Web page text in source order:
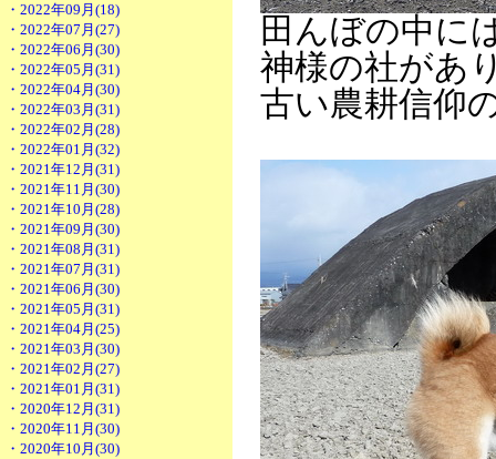
・2022年09月(18)
・2022年07月(27)
・2022年06月(30)
・2022年05月(31)
・2022年04月(30)
・2022年03月(31)
・2022年02月(28)
・2022年01月(32)
・2021年12月(31)
・2021年11月(30)
・2021年10月(28)
・2021年09月(30)
・2021年08月(31)
・2021年07月(31)
・2021年06月(30)
・2021年05月(31)
・2021年04月(25)
・2021年03月(30)
・2021年02月(27)
・2021年01月(31)
・2020年12月(31)
・2020年11月(30)
・2020年10月(30)
田んぼの中に
神様の社があ
古い農耕信仰